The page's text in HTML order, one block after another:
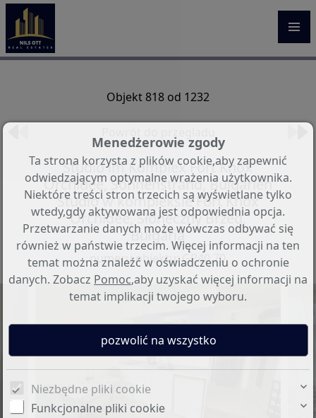
Objekt 818 od 1232
Studio im Komplex Fort Knox
Orchidee, Sonnenstrand, Bulgarien
Studio w kompleksie Fort Knox
Orchidee, Słoneczny Brzeg,
Bułgaria
numeru objektu: GP40.70
Menedżerowie zgody
Ta strona korzysta z plików cookie,aby zapewnić
odwiedzającym optymalne wrażenia użytkownika.
Niektóre treści stron trzecich są wyświetlane tylko
wtedy,gdy aktywowana jest odpowiednia opcja.
Przetwarzanie danych może wówczas odbywać się
również w państwie trzecim. Więcej informacji na ten
temat można znaleźć w oświadczeniu o ochronie
danych. Zobacz Pomoc,aby uzyskać więcej informacji na
temat implikacji twojego wyboru.
Niezbędne pliki cookie
Funkcjonalne pliki cookie